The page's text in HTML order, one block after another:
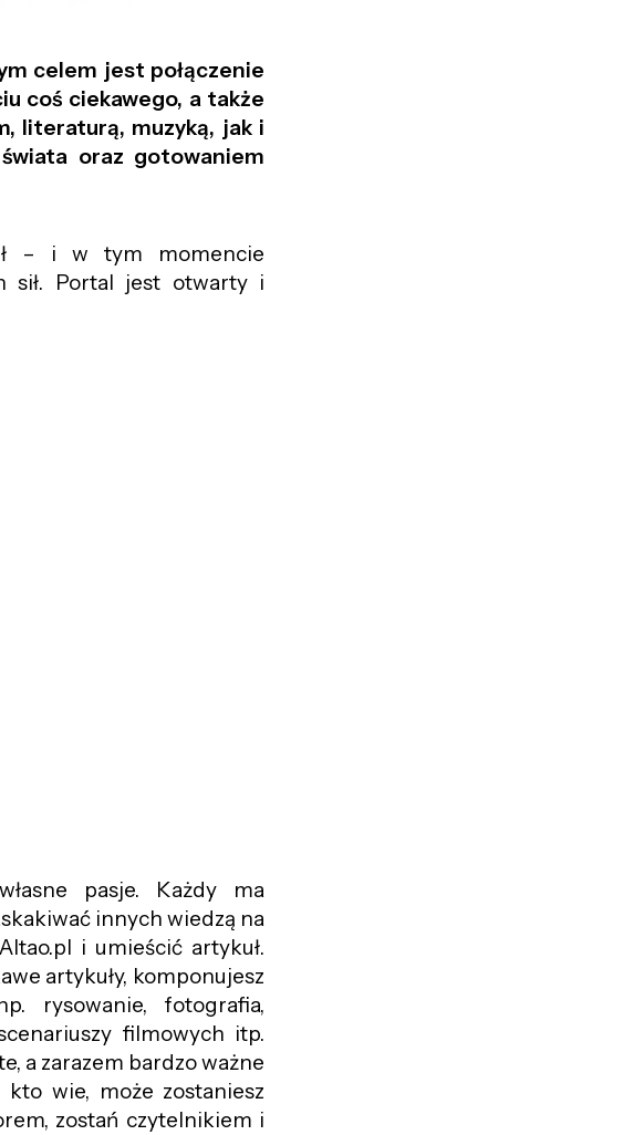
celem jest połączenie
coś ciekawego, a także
literaturą, muzyką, jak i
oraz gotowaniem
– i w tym momencie
sił. Portal jest otwarty i
pasje. Każdy ma
innych wiedzą na
i umieścić artykuł.
artykuły, komponujesz
rysowanie, fotografia,
filmowych itp.
a zarazem bardzo ważne
wie, może zostaniesz
zostań czytelnikiem i